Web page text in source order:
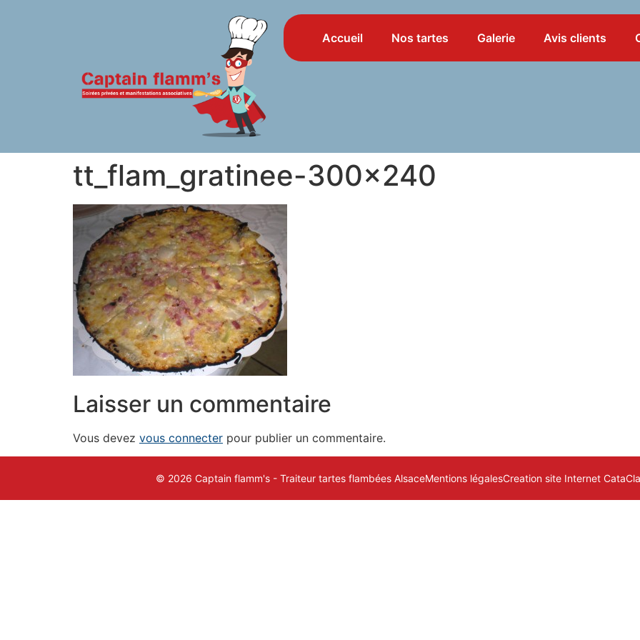
Accueil Nos tartes Galerie Avis clients
tt_flam_gratinee-300×240
Laisser un commentaire
Vous devez vous connecter pour publier un commentaire.
© 2026 Captain flamm's - Traiteur tartes flambées AlsaceMentions légalesCreation site Internet